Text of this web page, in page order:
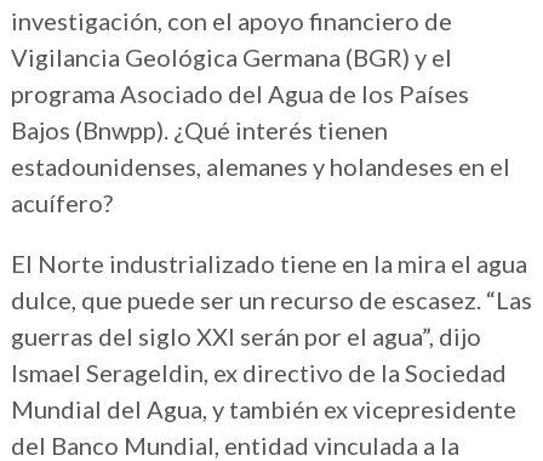
investigación, con el apoyo financiero de
Vigilancia Geológica Germana (BGR) y el
programa Asociado del Agua de los Países
Bajos (Bnwpp). ¿Qué interés tienen
estadounidenses, alemanes y holandeses en el
acuífero?
El Norte industrializado tiene en la mira el agua
dulce, que puede ser un recurso de escasez. “Las
guerras del siglo XXI serán por el agua”, dijo
Ismael Serageldin, ex directivo de la Sociedad
Mundial del Agua, y también ex vicepresidente
del Banco Mundial, entidad vinculada a la